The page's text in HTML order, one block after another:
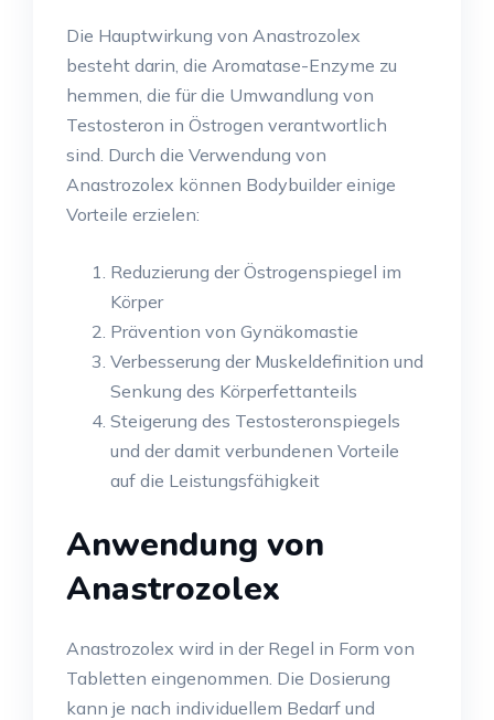
Die Hauptwirkung von Anastrozolex
besteht darin, die Aromatase-Enzyme zu
hemmen, die für die Umwandlung von
Testosteron in Östrogen verantwortlich
sind. Durch die Verwendung von
Anastrozolex können Bodybuilder einige
Vorteile erzielen:
Reduzierung der Östrogenspiegel im
Körper
Prävention von Gynäkomastie
Verbesserung der Muskeldefinition und
Senkung des Körperfettanteils
Steigerung des Testosteronspiegels
und der damit verbundenen Vorteile
auf die Leistungsfähigkeit
Anwendung von
Anastrozolex
Anastrozolex wird in der Regel in Form von
Tabletten eingenommen. Die Dosierung
kann je nach individuellem Bedarf und